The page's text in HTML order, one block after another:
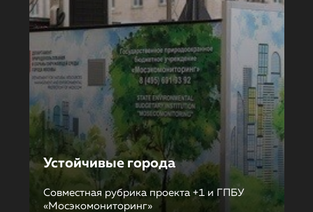
Устойчивые города
Совместная рубрика проекта +1 и ГПБУ
«Мосэкомониторинг»